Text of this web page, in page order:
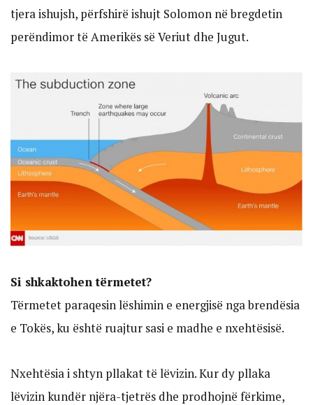
tjera ishujsh, përfshirë ishujt Solomon në bregdetin
perëndimor të Amerikës së Veriut dhe Jugut.
Si shkaktohen tërmetet?
Tërmetet paraqesin lëshimin e energjisë nga brendësia
e Tokës, ku është ruajtur sasi e madhe e nxehtësisë.
Nxehtësia i shtyn pllakat të lëvizin. Kur dy pllaka
lëvizin kundër njëra-tjetrës dhe prodhojnë fërkime,